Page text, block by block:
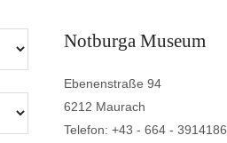
Notburga Museum
Ebenenstraße 94
6212 Maurach
Telefon: +43 - 664 - 3914186